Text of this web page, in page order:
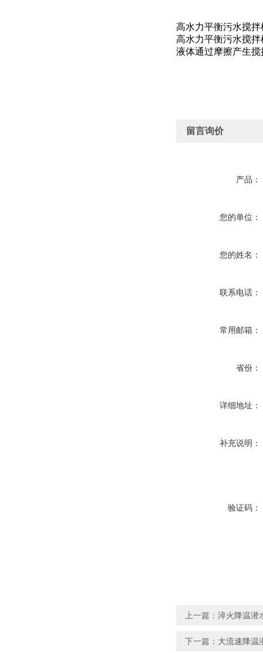
高水力平衡污水搅
高水力平衡污水搅
液体通过摩擦产生
留言询价
产品：
您的单位：
您的姓名：
联系电话：
常用邮箱：
省份：
详细地址：
补充说明：
验证码：
上一篇： 淬火降温潜
下一篇： 大流速降温